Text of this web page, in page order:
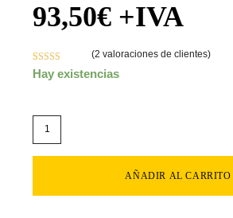
93,50€ +IVA
Valorado con
2
valoraciones
de clientes
(2 valoraciones de clientes)
Hay existencias
AÑADIR AL CARRITO